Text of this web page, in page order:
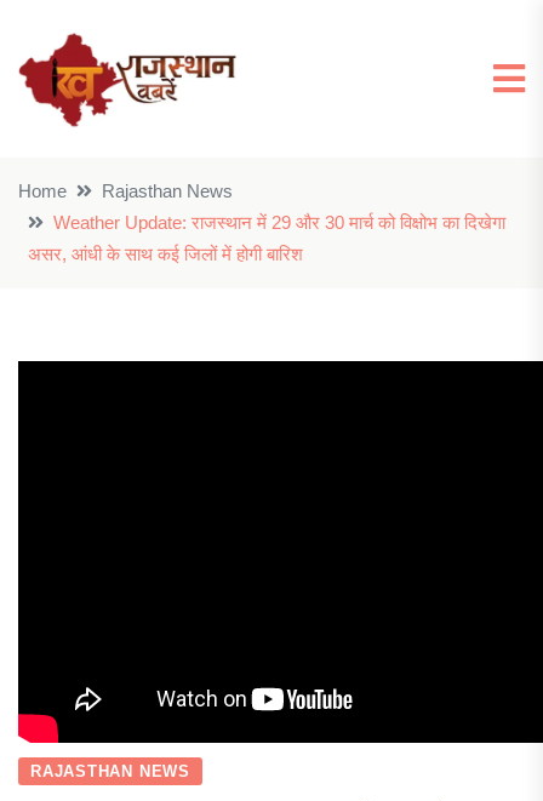
Home
Rajasthan News
Weather Update: राजस्थान में 29 और 30 मार्च को विक्षोभ का दिखेगा
असर, आंधी के साथ कई जिलों में होगी बारिश
RAJASTHAN NEWS